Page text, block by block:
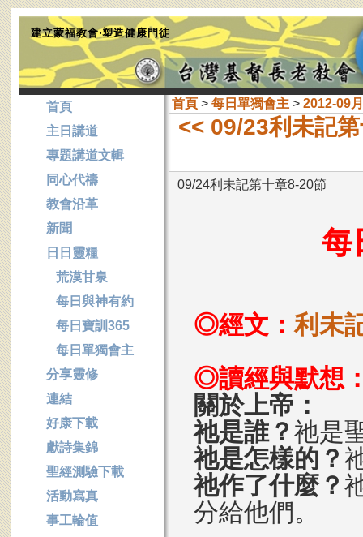
建立蒙福教會‧塑造健康門徒
首頁> 每日單獨會主> 2012-09月
<< 09/23利未記
09/24利未記第十章8-20節
每
◎經文：利未
◎讀經與默想
關於上帝：
祂是誰？ 祂是
祂是怎樣的？
祂作了什麼？
分給他們。
首頁
主日講道
專題講道文輯
同心代禱
教會沿革
新聞
日日靈糧
荒漠甘泉
每日與神有約
每日寶訓365
每日單獨會主
分享靈修
連結
好康下載
獻詩集錦
聖經測驗下載
活動寫真
事工輪值